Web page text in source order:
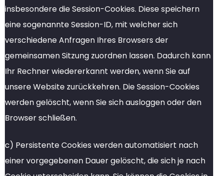
insbesondere die Session-Cookies. Diese speichern
eine sogenannte Session-ID, mit welcher sich
verschiedene Anfragen Ihres Browsers der
gemeinsamen Sitzung zuordnen lassen. Dadurch kann
Ihr Rechner wiedererkannt werden, wenn Sie auf
unsere Website zurückkehren. Die Session-Cookies
werden gelöscht, wenn Sie sich ausloggen oder den
Browser schließen.
c) Persistente Cookies werden automatisiert nach
einer vorgegebenen Dauer gelöscht, die sich je nach